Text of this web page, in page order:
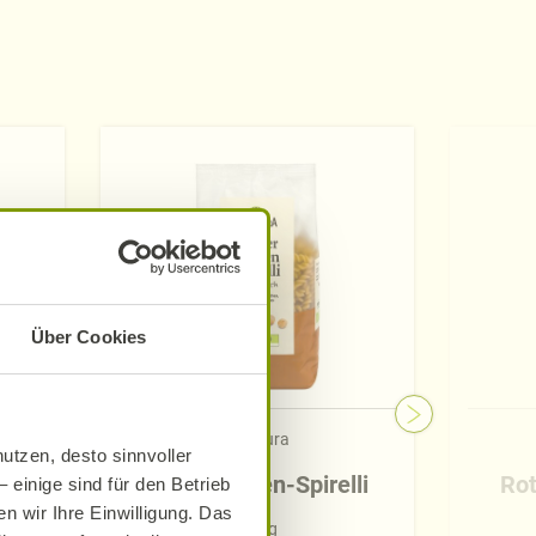
Über Cookies
desto sinnvoller
einige sind für den Betrieb
wir Ihre Einwilligung. Das
Alnatura
Kichererbsen-Spirelli
250 g